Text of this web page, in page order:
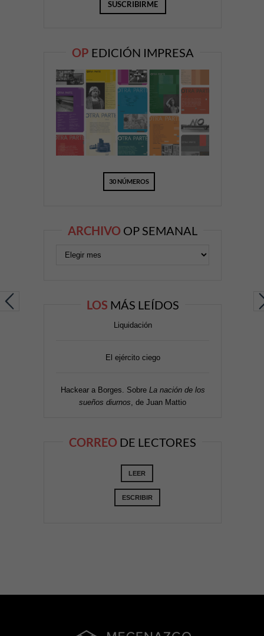
OP EDICIÓN IMPRESA
30 NÚMEROS
ARCHIVO OP SEMANAL
LOS MÁS LEÍDOS
Liquidación
El ejército ciego
Hackear a Borges. Sobre La nación de los
sueños diurnos , de Juan Mattio
CORREO DE LECTORES
LEER
ESCRIBIR